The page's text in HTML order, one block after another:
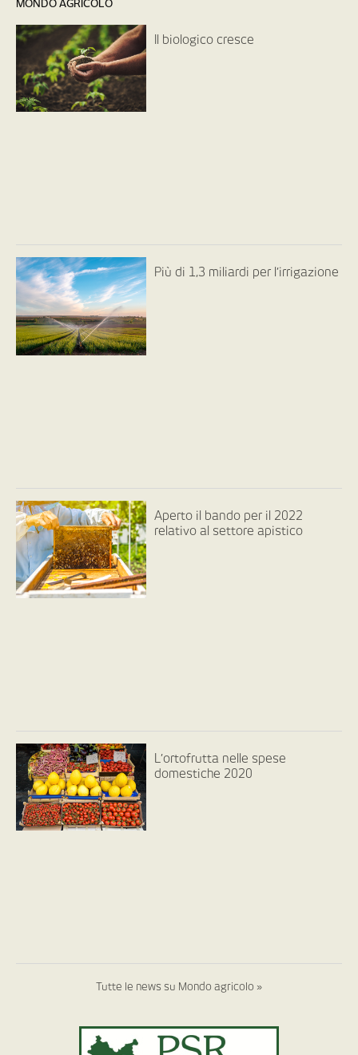
MONDO AGRICOLO
Il biologico cresce
Più di 1,3 miliardi per l’irrigazione
Aperto il bando per il 2022
relativo al settore apistico
L’ortofrutta nelle spese
domestiche 2020
Tutte le news su Mondo agricolo »